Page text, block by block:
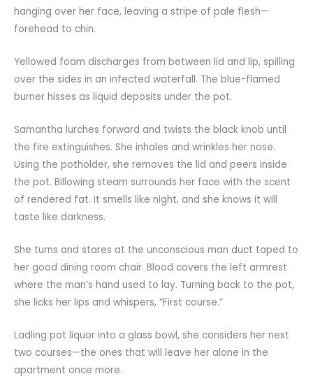
hanging over her face, leaving a stripe of pale flesh—
forehead to chin.
Yellowed foam discharges from between lid and lip, spilling
over the sides in an infected waterfall. The blue-flamed
burner hisses as liquid deposits under the pot.
Samantha lurches forward and twists the black knob until
the fire extinguishes. She inhales and wrinkles her nose.
Using the potholder, she removes the lid and peers inside
the pot. Billowing steam surrounds her face with the scent
of rendered fat. It smells like night, and she knows it will
taste like darkness.
She turns and stares at the unconscious man duct taped to
her good dining room chair. Blood covers the left armrest
where the man’s hand used to lay. Turning back to the pot,
she licks her lips and whispers, “First course.”
Ladling pot liquor into a glass bowl, she considers her next
two courses—the ones that will leave her alone in the
apartment once more.